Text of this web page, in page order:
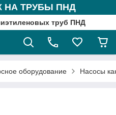
НА ТРУБЫ ПНД
труб ПНД
оборудование Насосы